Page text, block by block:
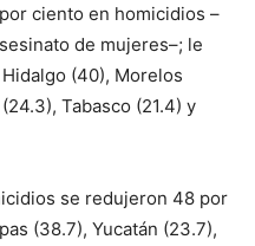
ciento en homicidios –
de mujeres–; le
(40), Morelos
Tabasco (21.4) y
se redujeron 48 por
(38.7), Yucatán (23.7),